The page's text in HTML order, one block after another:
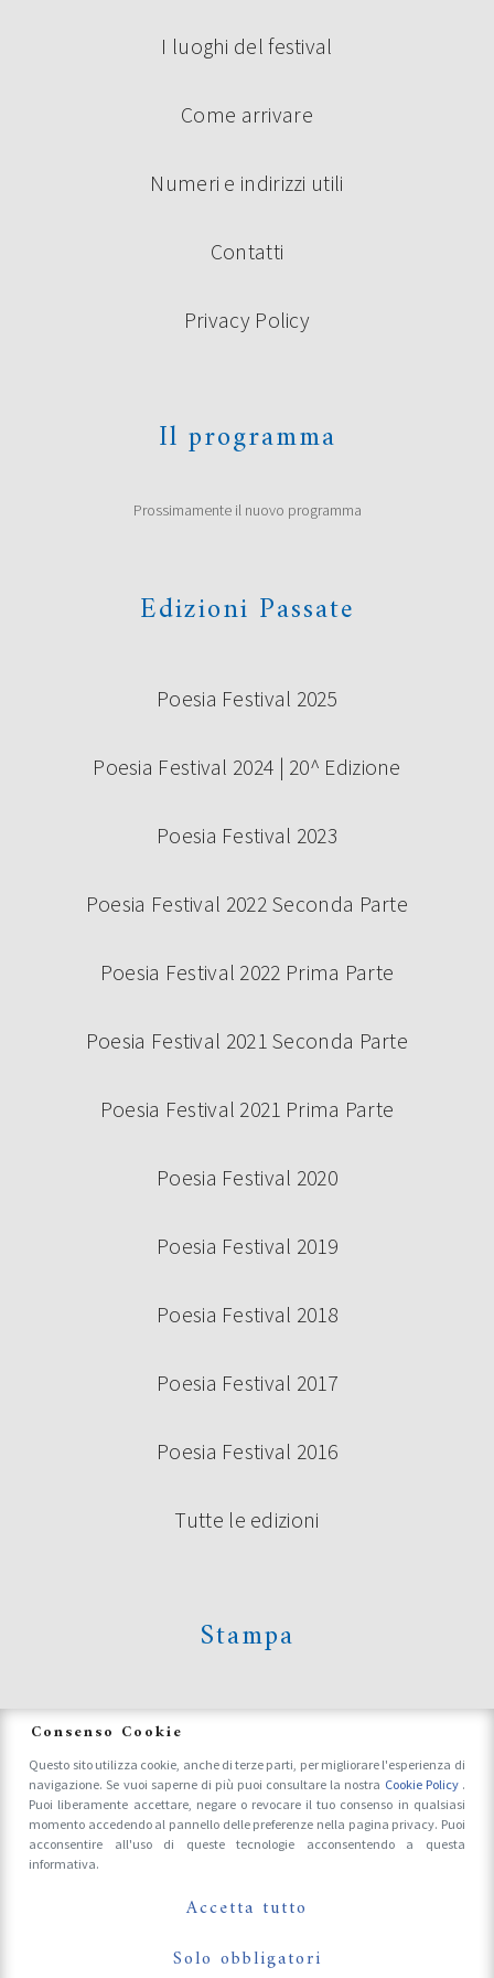
Continua a leggere
PREMIO UNDER 35 “TERRE DI
Marco Bini, Roberto Galaverni, Guido Mattia Gallerani,
Donata Ghermandi, Emilio Rentocchini, Marco Santagata
poesia Under 35 “Terre di Castelli” 2019, prima edizione:
Continua a leggere
BANDO VOLONTARI POESIA FESTIVAL
SERVIZI SU POESIA FESTIVAL IN
ONDA SU TRC
I luoghi del festival
Come arrivare
Numeri e indirizzi utili
Contatti
Privacy Policy
Il programma
Prossimamente il nuovo programma
Edizioni Passate
Poesia Festival 2025
Poesia Festival 2024 | 20^ Edizione
Poesia Festival 2023
Poesia Festival 2022 Seconda Parte
Poesia Festival 2022 Prima Parte
Poesia Festival 2021 Seconda Parte
Poesia Festival 2021 Prima Parte
Poesia Festival 2020
Poesia Festival 2019
Poesia Festival 2018
Poesia Festival 2017
Poesia Festival 2016
Tutte le edizioni
Stampa
Accrediti Stampa e Fotografi
Follow Us On
Consenso Cookie
Questo sito utilizza cookie, anche di terze parti, per migliorare l'esperienza di
navigazione. Se vuoi saperne di più puoi consultare la nostra Cookie Policy .
Puoi liberamente accettare, negare o revocare il tuo consenso in qualsiasi
momento accedendo al pannello delle preferenze nella pagina privacy. Puoi
acconsentire all'uso di queste tecnologie acconsentendo a questa
informativa.
Accetta tutto
Solo obbligatori